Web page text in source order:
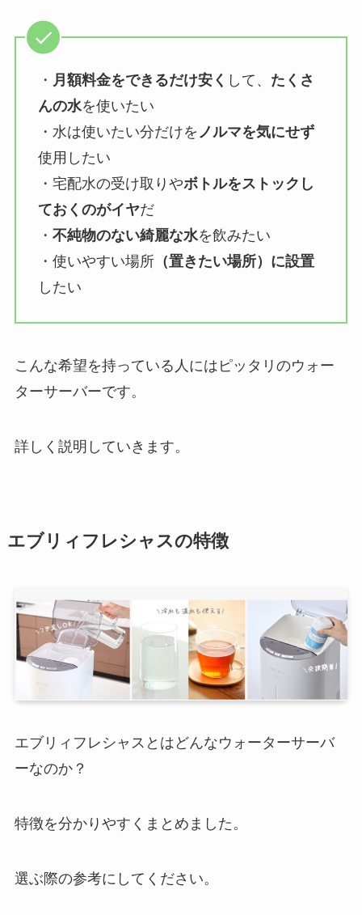
・ 月額料金をできるだけ安く して、 たくさ
んの水を使いたい
・水は使いたい分だけを ノルマを気にせず
使用したい
・宅配水の受け取りやボトルをストックし
ておくのがイヤだ
・ 不純物のない綺麗な水を飲みたい
・使いやすい場所（置きたい場所）に設置
したい
こんな希望を持っている人にはピッタリのウォー
ターサーバーです。
詳しく説明していきます。
エブリィフレシャスの特徴
エブリィフレシャスとはどんなウォーターサーバ
ーなのか？
特徴を分かりやすくまとめました。
選ぶ際の参考にしてください。